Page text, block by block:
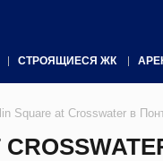
СТРОЯЩИЕСЯ ЖК
Square at Crosswater в